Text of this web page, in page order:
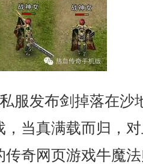
服发布剑掉落在沙
，当真满载而归，
传奇网页游戏牛魔